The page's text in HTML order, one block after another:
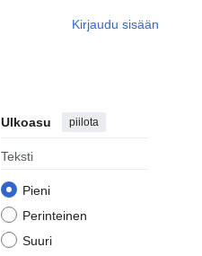
Kirjaudu sisään
Ulkoasu piilota
Teksti
Pieni
Perinteinen
Suuri